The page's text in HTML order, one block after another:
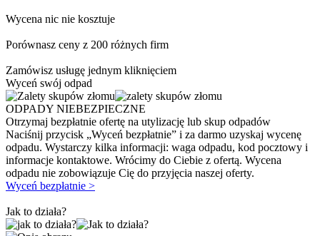
Wycena nic nie kosztuje
Porównasz ceny z 200 różnych firm
Zamówisz usługę jednym kliknięciem
Wyceń swój odpad
ODPADY NIEBEZPIECZNE
Otrzymaj bezpłatnie ofertę na utylizację lub skup odpadów
Naciśnij przycisk „Wyceń bezpłatnie” i za darmo uzyskaj wycenę
odpadu. Wystarczy kilka informacji: waga odpadu, kod pocztowy i
informacje kontaktowe. Wrócimy do Ciebie z ofertą. Wycena
odpadu nie zobowiązuje Cię do przyjęcia naszej oferty.
Wyceń bezpłatnie >
Jak to działa?